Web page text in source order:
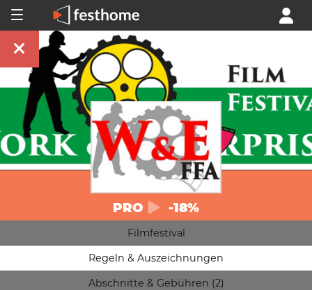
PRO -18%
Filmfestival
Regeln & Auszeichnungen
Abschnitte & Gebühren (2)